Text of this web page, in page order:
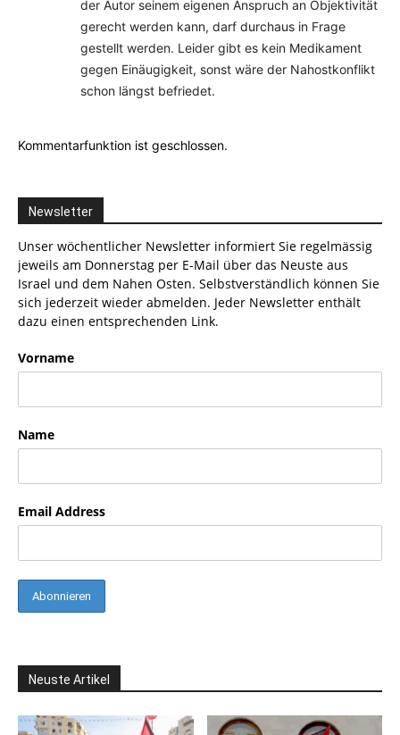
der Autor seinem eigenen Anspruch an Objektivität
gerecht werden kann, darf durchaus in Frage
gestellt werden. Leider gibt es kein Medikament
gegen Einäugigkeit, sonst wäre der Nahostkonflikt
schon längst befriedet.
Kommentarfunktion ist geschlossen.
Newsletter
Unser wöchentlicher Newsletter informiert Sie regelmässig
jeweils am Donnerstag per E-Mail über das Neuste aus
Israel und dem Nahen Osten. Selbstverständlich können Sie
sich jederzeit wieder abmelden. Jeder Newsletter enthält
dazu einen entsprechenden Link.
Vorname
Name
Email Address
Neuste Artikel